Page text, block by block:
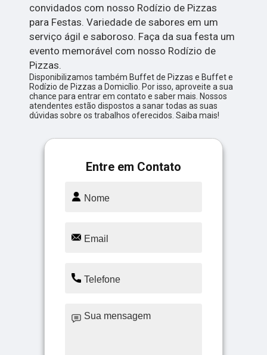
convidados com nosso Rodízio de Pizzas
para Festas. Variedade de sabores em um
serviço ágil e saboroso. Faça da sua festa um
evento memorável com nosso Rodízio de
Pizzas.
Disponibilizamos também Buffet de Pizzas e Buffet e
Rodízio de Pizzas a Domicílio. Por isso, aproveite a sua
chance para entrar em contato e saber mais. Nossos
atendentes estão dispostos a sanar todas as suas
dúvidas sobre os trabalhos oferecidos. Saiba mais!
Entre em Contato